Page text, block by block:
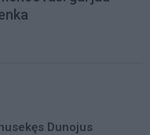
Dunojus